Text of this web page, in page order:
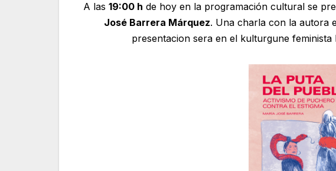
A las 19:00 h de hoy en la programación cultural se
José Barrera Márquez. Una charla con la autora
presentacion sera en el kulturgune